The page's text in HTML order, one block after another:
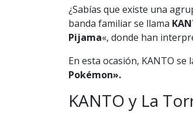
¿Sabías que existe una
banda familiar se llama
Pijama«, donde han
En esta ocasión, KANTO
Pokémon».
KANTO y La